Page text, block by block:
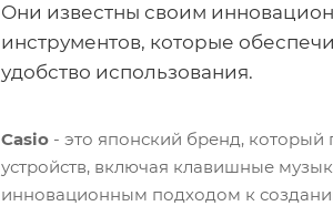
Они известны своим
инструментов, которые
удобство использования.
Casio - это японский бренд,
устройств, включая клавишные
инновационным подходом к